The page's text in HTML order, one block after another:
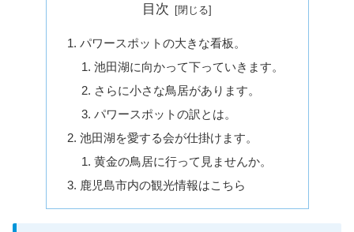
目次
パワースポットの大きな看板。
池田湖に向かって下っていきます。
さらに小さな鳥居があります。
パワースポットの訳とは。
池田湖を愛する会が仕掛けます。
黄金の鳥居に行って見ませんか。
鹿児島市内の観光情報はこちら